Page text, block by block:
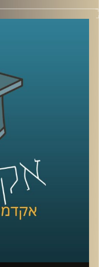
בשנים האחרונות,
שמקשרת בין אנשים
שמירה על קשר עם
שליליים, אנחנו
יכולים לפתח הפרעות
את הנזקים
אז מה אפשר לעשות?
כדי לענות על השאלה
ראש ההתמחות
קרדיט תמונות: